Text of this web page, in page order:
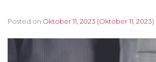
Posted on Oktober 11, 2023 (Oktober 11, 2023)